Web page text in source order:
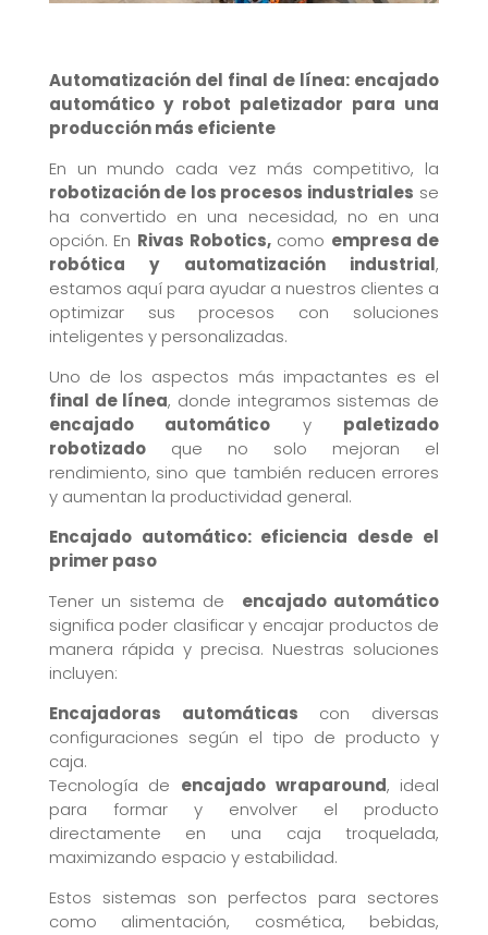
Automatización del final de línea: encajado
automático y robot paletizador para una
producción más eficiente
En un mundo cada vez más competitivo, la
robotización de los procesos industriales se
ha convertido en una necesidad, no en una
opción. En Rivas Robotics,como empresa de
robótica y automatización industrial,
estamos aquí para ayudar a nuestros clientes a
optimizar sus procesos con soluciones
inteligentes y personalizadas.
Uno de los aspectos más impactantes es el
final de línea, donde integramos sistemas de
encajado automático y paletizado
robotizadoque no solo mejoran el
rendimiento, sino que también reducen errores
y aumentan la productividad general.
Encajado automático: eficiencia desde el
primer paso
Tener un sistema de encajado automático
significa poder clasificar y encajar productos de
manera rápida y precisa. Nuestras soluciones
incluyen:
Encajadoras automáticas con diversas
configuraciones según el tipo de producto y
caja.
Tecnología de encajado wraparound, ideal
para formar y envolver el producto
directamente en una caja troquelada,
maximizando espacio y estabilidad.
Estos sistemas son perfectos para sectores
como alimentación, cosmética, bebidas,